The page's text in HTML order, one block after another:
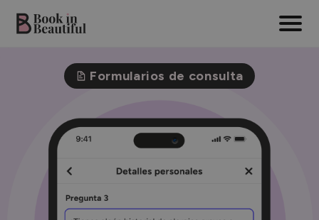
Formularios de consulta